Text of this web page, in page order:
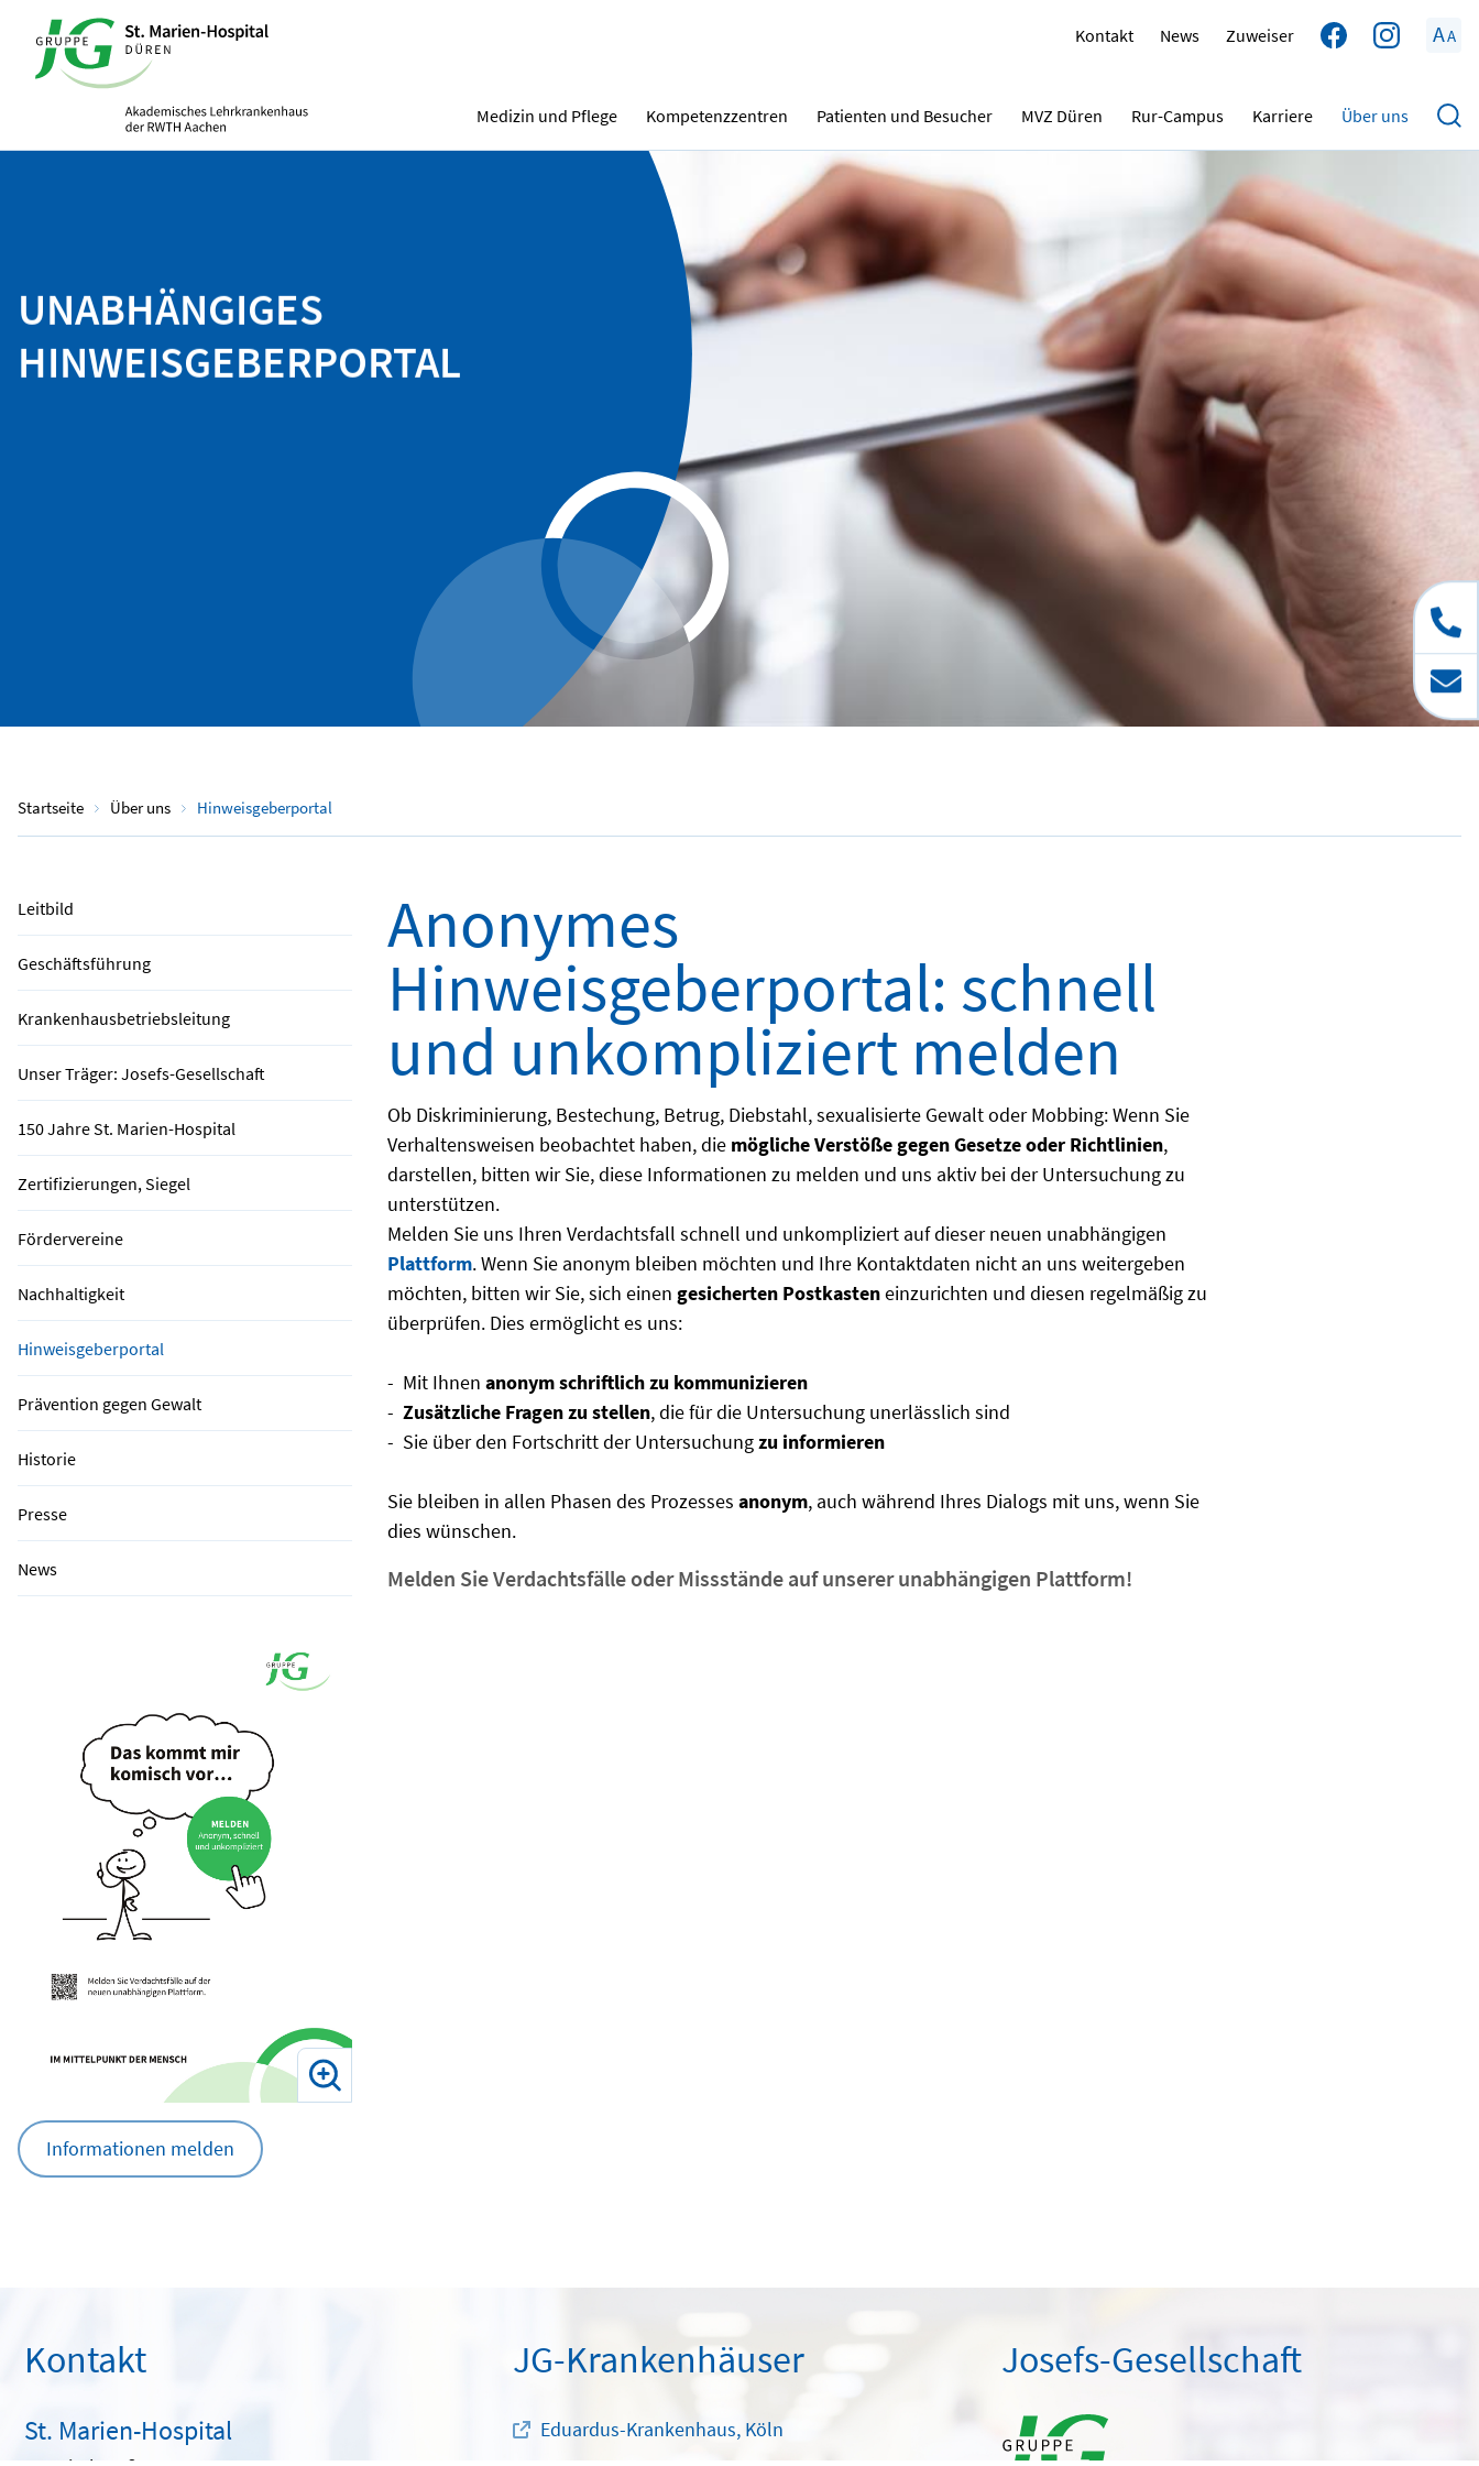
Kontakt News Zuweiser AA
Medizin und Pflege Kompetenzzentren Patienten und Besucher MVZ Düren Rur-Campus Karriere Über uns
UNABHÄNGIGES
HINWEISGEBERPORTAL
Startseite Über uns Hinweisgeberportal
Leitbild
Geschäftsführung
Krankenhausbetriebsleitung
Unser Träger: Josefs-Gesellschaft
150 Jahre St. Marien-Hospital
Zertifizierungen, Siegel
Fördervereine
Nachhaltigkeit
Hinweisgeberportal
Prävention gegen Gewalt
Historie
Presse
News
Informationen melden
Anonymes
Hinweisgeberportal: schnell
und unkompliziert melden
Ob Diskriminierung, Bestechung, Betrug, Diebstahl, sexualisierte Gewalt oder Mobbing: Wenn Sie
Verhaltensweisen beobachtet haben, die mögliche Verstöße gegen Gesetze oder Richtlinien,
darstellen, bitten wir Sie, diese Informationen zu melden und uns aktiv bei der Untersuchung zu
unterstützen.
Melden Sie uns Ihren Verdachtsfall schnell und unkompliziert auf dieser neuen unabhängigen
Plattform. Wenn Sie anonym bleiben möchten und Ihre Kontaktdaten nicht an uns weitergeben
möchten, bitten wir Sie, sich einen gesicherten Postkasteneinzurichten und diesen regelmäßig zu
überprüfen. Dies ermöglicht es uns:
- Mit Ihnen anonymschriftlichzu kommunizieren
- Zusätzliche Fragen zu stellen, die für die Untersuchung unerlässlich sind
- Sie über den Fortschritt der Untersuchungzu informieren
Sie bleiben in allen Phasen des Prozesses anonym, auch während Ihres Dialogs mit uns, wenn Sie
dies wünschen.
Melden Sie Verdachtsfälle oder Missstände auf unserer unabhängigen Plattform!
Kontakt
St. Marien-Hospital
JG-Krankenhäuser
Eduardus-Krankenhaus, Köln
Josefs-Gesellschaft